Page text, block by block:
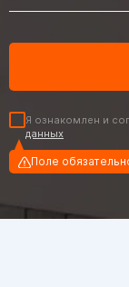
Я ознакомлен и
данных
Поле